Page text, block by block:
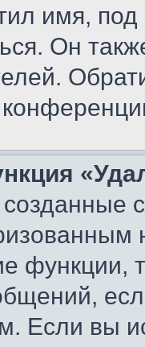
имя,
Он
функции,
Если вы